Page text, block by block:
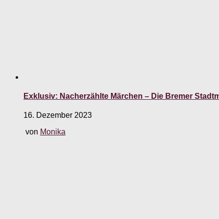
Exklusiv: Nacherzählte Märchen – Die Bremer
16. Dezember 2023
von Monika